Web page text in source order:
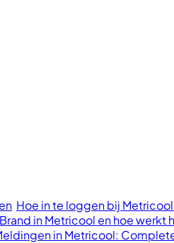
Hoe in te loggen bij
in Metricool en hoe werkt
in Metricool: